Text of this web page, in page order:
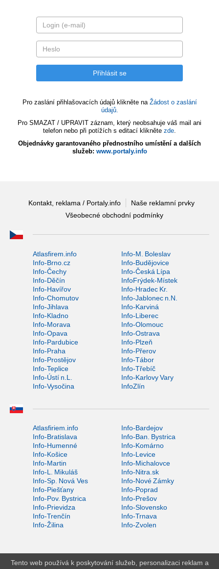
Pro zaslání přihlašovacích údajů klikněte na Žádost o zaslání
údajů.
Pro SMAZAT / UPRAVIT záznam, který neobsahuje váš mail ani
telefon nebo při potížích s editací klikněte zde.
Objednávky garantovaného přednostního umístění a dalších
služeb: www.portaly.info
Kontakt, reklama / Portaly.info
Naše reklamní prvky
Všeobecné obchodní podmínky
Atlasfirem.info
Info-M. Boleslav
Info-Brno.cz
Info-Budějovice
Info-Čechy
Info-Česká Lípa
Info-Děčín
InfoFrýdek-Místek
Info-Havířov
Info-Hradec Kr.
Info-Chomutov
Info-Jablonec n.N.
Info-Jihlava
Info-Karviná
Info-Kladno
Info-Liberec
Info-Morava
Info-Olomouc
Info-Opava
Info-Ostrava
Info-Pardubice
Info-Plzeň
Info-Praha
Info-Přerov
Info-Prostějov
Info-Tábor
Info-Teplice
Info-Třebíč
Info-Ústí n.L.
Info-Karlovy Vary
Info-Vysočina
InfoZlín
Atlasfiriem.info
Info-Bardejov
Info-Bratislava
Info-Ban. Bystrica
Info-Humenné
Info-Komárno
Info-Košice
Info-Levice
Info-Martin
Info-Michalovce
Info-L. Mikuláš
Info-Nitra.sk
Info-Sp. Nová Ves
Info-Nové Zámky
Info-Piešťany
Info-Poprad
Info-Pov. Bystrica
Info-Prešov
Info-Prievidza
Info-Slovensko
Info-Trenčín
Info-Trnava
Info-Žilina
Info-Zvolen
Tento web používá k poskytování služeb, personalizaci reklam a